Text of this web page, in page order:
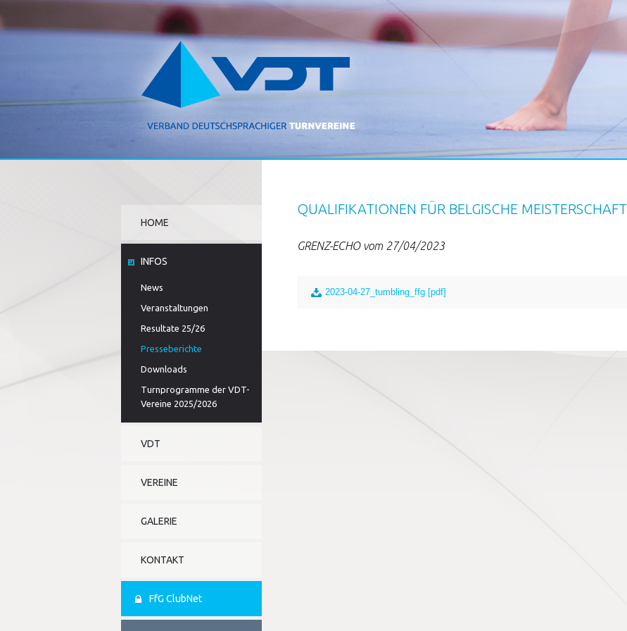
HOME
INFOS
News
Veranstaltungen
Resultate 25/26
Presseberichte
Downloads
Turnprogramme der VDT-
Vereine 2025/2026
VDT
VEREINE
GALERIE
KONTAKT
FfG ClubNet
QUALIFIKATIONEN FÜR BELGISCHE MEISTERSCHAFT
GRENZ-ECHO vom 27/04/2023
2023-04-27_tumbling_ffg [pdf]